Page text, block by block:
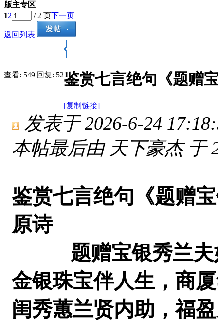
版主专区
12 / 2 页下一页
返回列表
查看: 549|回复: 52鉴赏七言绝句《题赠
[复制链接]
发表于 2026-6-24
本帖最后由 天下豪杰 于
鉴赏七言绝句《题赠
原诗
题赠宝银秀兰夫
金银珠宝伴人生，商
闺秀蕙兰贤内助，福